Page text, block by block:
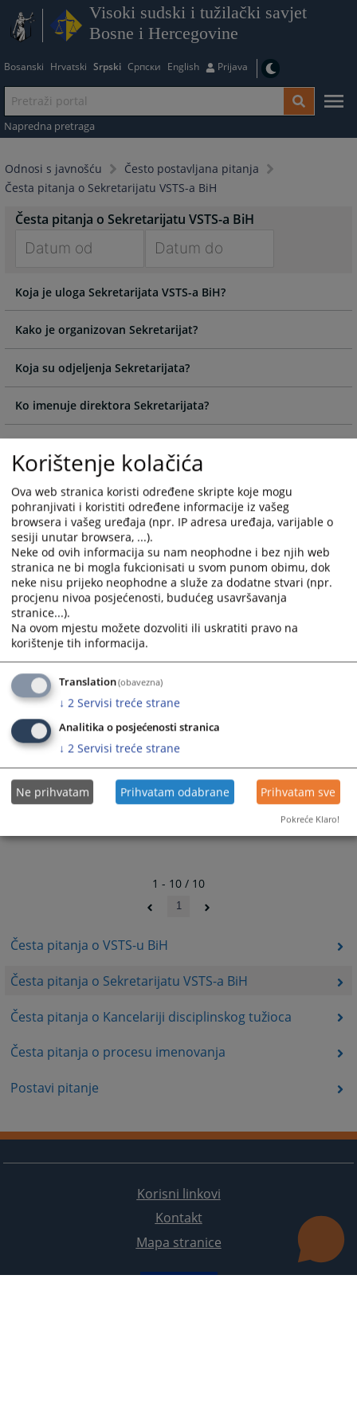
Visoki sudski i tužilački savjet
Bosne i Hercegovine
Bosanski Hrvatski Srpski Српски English Prijava
Napredna pretraga
Odnosi s javnošću
Često postavljana pitanja
Česta pitanja o Sekretarijatu VSTS-a BiH
Česta pitanja o VSTS-u BiH
Česta pitanja o Sekretarijatu VSTS-a BiH
Česta pitanja o Kancelariji disciplinskog tužioca
Česta pitanja o procesu imenovanja
Postavi pitanje
Česta pitanja o Sekretarijatu VSTS-a BiH
forward
to
interact
with
the
and
Press
the
question
mark
key
to
get
the
keyboard
shortcuts
for
changing
dates.
forward
to
interact
with
the
and
date.
Press
the
question
mark
key
to
get
the
keyboard
shortcuts
for
changing
dates.
Koja je uloga Sekretarijata VSTS-a BiH?
Kako je organizovan Sekretarijat?
Koja su odjeljenja Sekretarijata?
Ko imenuje direktora Sekretarijata?
Koja je ključna uloga direktora Sekretarijata?
Da li direktor Sekretarijata može prisustvovati sjednicama
Savjeta?
Da li direktor Sekretarijata ima pravo glasa na sjednicama
Vijeća?
Koliko uposlenih ima Sekretarijat VSTS-a BiH?
Kako su regulisana imenovanja u Sekretarijatu VSTS-a BiH?
Ko odlučuje o platama zaposlenih u Sekretarijatu VSTS-a
BiH?
1 - 10 / 10
1
Korisni linkovi
Kontakt
Mapa stranice
Korištenje kolačića
Ova web stranica koristi određene skripte koje mogu
pohranjivati i koristiti određene informacije iz vašeg
browsera i vašeg uređaja (npr. IP adresa uređaja, varijable o
sesiji unutar browsera, ...).
Neke od ovih informacija su nam neophodne i bez njih web
stranica ne bi mogla fukcionisati u svom punom obimu, dok
neke nisu prijeko neophodne a služe za dodatne stvari (npr.
procjenu nivoa posjećenosti, budućeg usavršavanja
stranice...).
Na ovom mjestu možete dozvoliti ili uskratiti pravo na
korištenje tih informacija.
Translation(obavezna)
↓ 2 Servisi treće strane
Analitika o posjećenosti stranica
↓ 2 Servisi treće strane
Ne prihvatam Prihvatam odabrane Prihvatam sve
Pokreće Klaro!